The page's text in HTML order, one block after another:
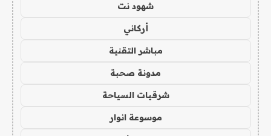
شهود نت
أركاني
مباشر التقنية
مدونة صحبة
شرقيات السياحة
موسوعة انوار